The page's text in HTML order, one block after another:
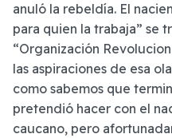
anuló la rebeldía. El
para quien la trabaja” se
“Organización
las aspiraciones de esa
como sabemos que
pretendió hacer con el
caucano, pero